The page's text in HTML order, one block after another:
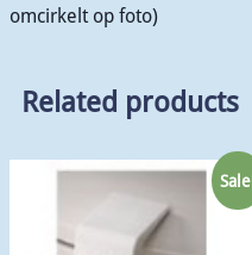
omcirkelt op foto)
Related products